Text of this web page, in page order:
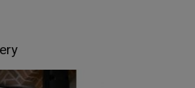
publiczne lub działające na
władzy publicznej, w zakresie i
z przepisów powszechnie